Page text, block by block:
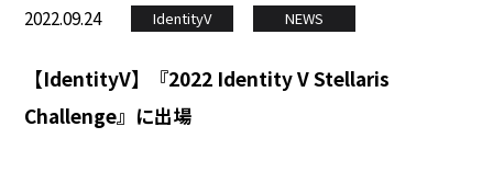
2022.09.24 IdentityV NEWS
【IdentityV】『2022 Identity V Stellaris
Challenge』に出場